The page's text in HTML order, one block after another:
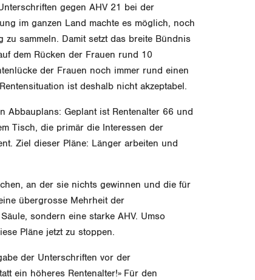
gegen AHV 21 bei der
im ganzen Land machte es möglich, noch
sammeln. Damit setzt das breite Bündnis
dem Rücken der Frauen rund 10
der Frauen noch immer rund einen
ist deshalb nicht akzeptabel.
Geplant ist Rentenalter 66 und
Tisch, die primär die Interessen der
Ziel dieser Pläne: Länger arbeiten und
an der sie nichts gewinnen und die für
übergrosse Mehrheit der
sondern eine starke AHV. Umso
Pläne jetzt zu stoppen.
der Unterschriften vor der
ein höheres Rentenalter!» Für den